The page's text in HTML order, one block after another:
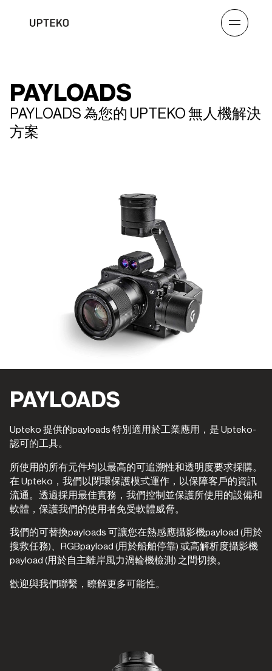
PAYLOADS
PAYLOADS 為您的 UPTEKO 無人機解決
方案
PAYLOADS
Upteko 提供的payloads 特別適用於工業應用，是 Upteko-
認可的工具。
所使用的所有元件均以最高的可追溯性和透明度要求採購。
在 Upteko，我們以閉環保護模式運作，以保障客戶的資訊
流通。透過採用最佳實務，我們控制並保護所使用的設備和
軟體，保護我們的使用者免受軟體威脅。
我們的可替換payloads 可讓您在熱感應攝影機payload (用於
搜救任務)、RGBpayload (用於船舶停靠) 或高解析度攝影機
payload (用於自主離岸風力渦輪機檢測) 之間切換。
歡迎與我們聯繫，瞭解更多可能性。